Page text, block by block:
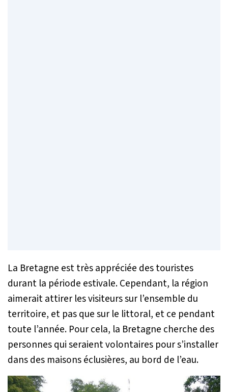
La Bretagne est très appréciée des touristes
durant la période estivale. Cependant, la région
aimerait attirer les visiteurs sur l’ensemble du
territoire, et pas que sur le littoral, et ce pendant
toute l’année. Pour cela, la Bretagne cherche des
personnes qui seraient volontaires pour s’installer
dans des maisons éclusières, au bord de l’eau.